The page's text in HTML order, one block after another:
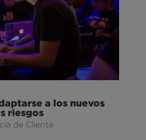
a los nuevos
riesgos
de Cliente